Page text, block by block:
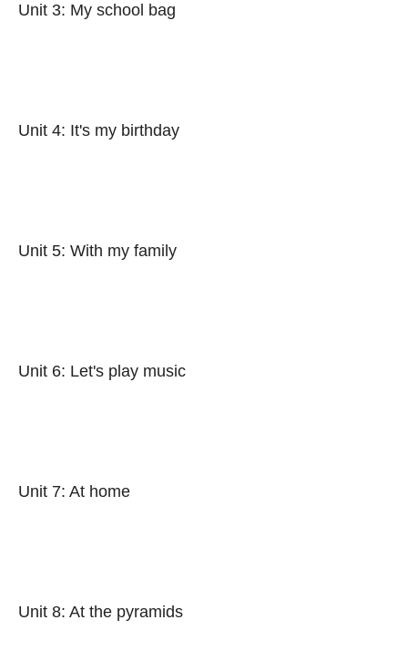
Unit 3: My school bag
Unit 4: It's my birthday
Unit 5: With my family
Unit 6: Let's play music
Unit 7: At home
Unit 8: At the pyramids